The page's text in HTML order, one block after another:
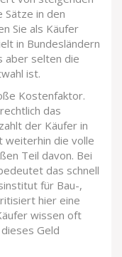
Sätze in den
Sie als Käufer
in Bundesländern
aber selten die
ist.
Kostenfaktor.
das
der Käufer in
weiterhin die volle
Teil davon. Bei
das schnell
für Bau-,
hier eine
wissen oft
Geld